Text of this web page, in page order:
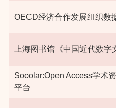
OECD经济合作发展组织数
上海图书馆《中国近代数字
Socolar:Open Access学术
平台